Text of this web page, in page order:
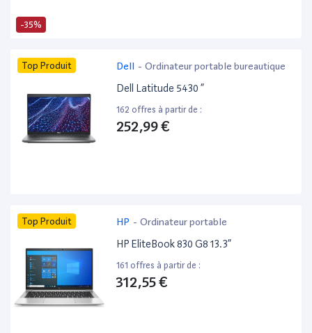
-35%
Top Produit Dell - Ordinateur portable bureautique
Dell Latitude 5430 ”
162 offres à partir de :
252,99 €
Top Produit HP - Ordinateur portable
HP EliteBook 830 G8 13.3”
161 offres à partir de :
312,55 €